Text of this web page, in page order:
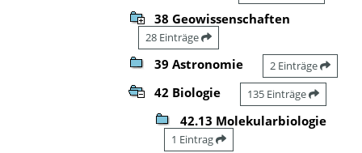
38 Geowissenschaften
28 Einträge
39 Astronomie 2 Einträge
42 Biologie 135 Einträge
42.13 Molekularbiologie
1 Eintrag